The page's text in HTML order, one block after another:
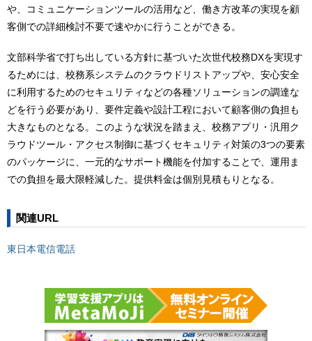
や、コミュニケーションツールの活用など、働き方改革の実現を顧
客側での詳細検討不要で速やかに行うことができる。
文部科学省で打ち出している方針に基づいた次世代校務DXを実現す
るためには、校務系システムのクラウドリストアップや、安心安全
に利用するためのセキュリティなどの各種ソリューションの調達な
どを行う必要があり、要件定義や設計工程において顧客側の負担も
大きなものとなる。このような状況を踏まえ、校務アプリ・汎用ク
ラウドツール・アクセス制御に基づくセキュリティ対策の3つの要素
のパッケージに、一元的なサポート機能を付加することで、運用ま
での負担を最大限軽減した。提供料金は個別見積もりとなる。
関連URL
東日本電信電話